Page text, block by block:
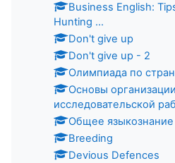
Business English:
Hunting ...
Don't give up
Don't give up - 2
Олимпиада по
Основы
исследовательской
Общее языкознание
Breeding
Devious Defences